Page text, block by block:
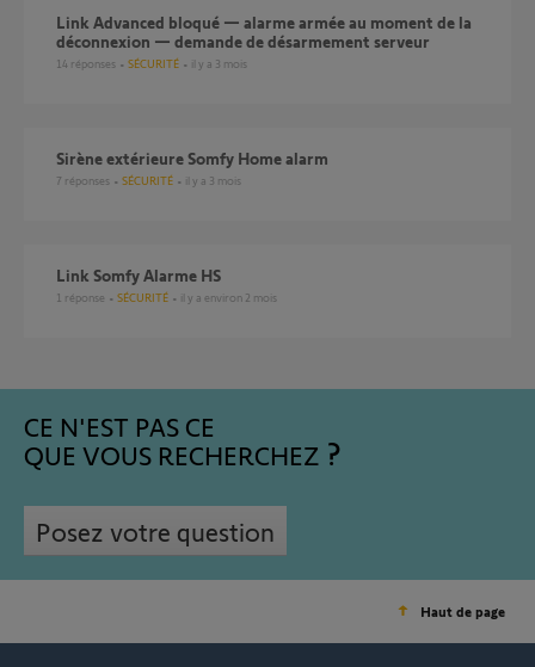
Link Advanced bloqué — alarme armée au moment de la
déconnexion — demande de désarmement serveur
14 réponses SÉCURITÉ il y a 3 mois
Sirène extérieure Somfy Home alarm
7 réponses SÉCURITÉ il y a 3 mois
Link Somfy Alarme HS
1 réponse SÉCURITÉ il y a environ 2 mois
CE N'EST PAS CE
QUE VOUS RECHERCHEZ
Posez votre question
Haut de page